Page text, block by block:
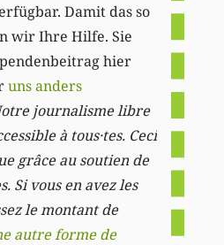
Damit das so
wir Ihre Hilfe. Sie
hier
uns anders
journalisme libre
à tous·tes. Ceci
grâce au soutien de
Si vous en avez les
le montant de
autre forme de